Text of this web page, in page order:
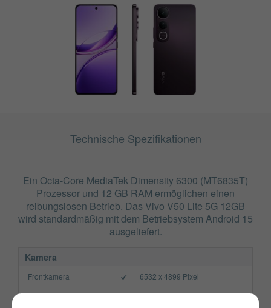
Technische Spezifikationen
Ein Octa-Core MediaTek Dimensity 6300 (MT6835T)
Prozessor und 12 GB RAM ermöglichen einen
reibungslosen Betrieb. Das Vivo V50 Lite 5G 12GB
wird standardmäßig mit dem Betriebsystem Android 15
ausgeliefert.
Kamera
Frontkamera
6532 x 4899 Pixel
Hauptkamera
8165 x 6124 Pixel